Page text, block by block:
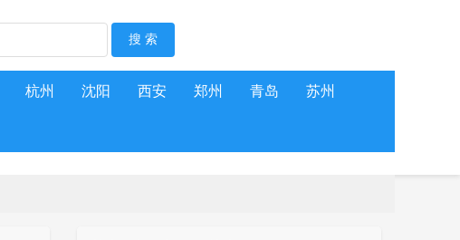
杭州 沈阳 西安 郑州 青岛 苏州